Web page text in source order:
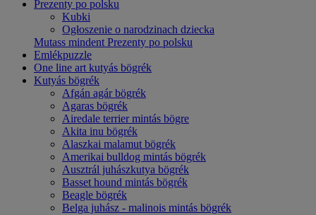
Prezenty po polsku
Kubki
Ogłoszenie o narodzinach dziecka
Mutass mindent Prezenty po polsku
Emlékpuzzle
One line art kutyás bögrék
Kutyás bögrék
Afgán agár bögrék
Agaras bögrék
Airedale terrier mintás bögre
Akita inu bögrék
Alaszkai malamut bögrék
Amerikai bulldog mintás bögrék
Ausztrál juhászkutya bögrék
Basset hound mintás bögrék
Beagle bögrék
Belga juhász - malinois mintás bögrék